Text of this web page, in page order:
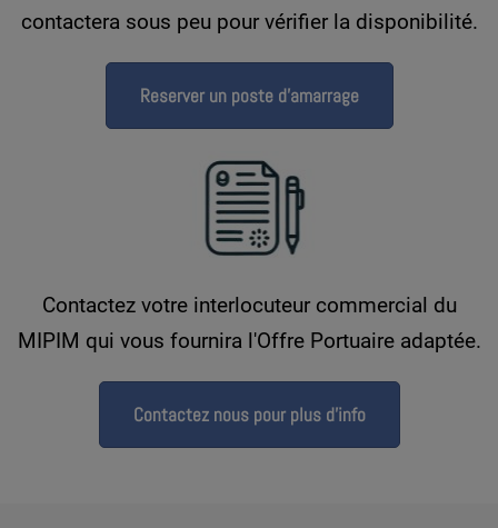
contactera sous peu pour vérifier la disponibilité.
Reserver un poste d'amarrage
Contactez votre interlocuteur commercial du
MIPIM qui vous fournira l'Offre Portuaire adaptée.
Contactez nous pour plus d'info